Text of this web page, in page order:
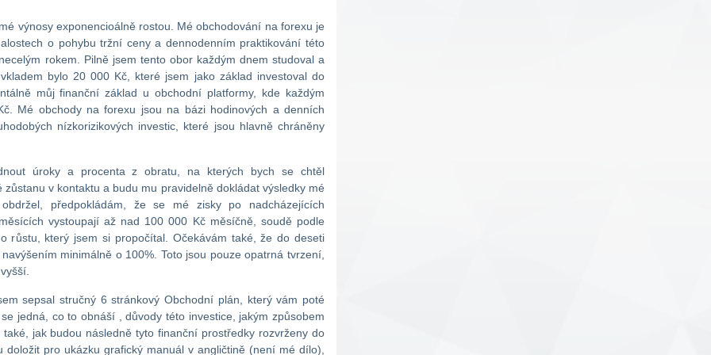
výnosy exponencioálně rostou. Mé obchodování na forexu je
o pohybu tržní ceny a dennodenním praktikování této
rokem. Pilně jsem tento obor každým dnem studoval a
bylo 20 000 Kč, které jsem jako základ investoval do
můj finanční základ u obchodní platformy, kde každým
Mé obchody na forexu jsou na bázi hodinových a denních
nízkorizikových investic, které jsou hlavně chráněny
úroky a procenta z obratu, na kterých bych se chtěl
v kontaktu a budu mu pravidelně dokládat výsledky mé
předpokládám, že se mé zisky po nadcházejících
vystoupají až nad 100 000 Kč měsíčně, soudě podle
růstu, který jsem si propočítal. Očekávám také, že do deseti
minimálně o 100%. Toto jsou pouze opatrná tvrzení,
sepsal stručný 6 stránkový Obchodní plán, který vám poté
jedná, co to obnáší , důvody této investice, jakým způsobem
jak budou následně tyto finanční prostředky rozvrženy do
doložit pro ukázku grafický manuál v angličtině (není mé dílo),